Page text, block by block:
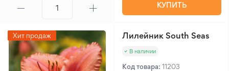
КУПИТЬ
Хит продаж Лилейник South Seas
В наличии
Код товара: 11203